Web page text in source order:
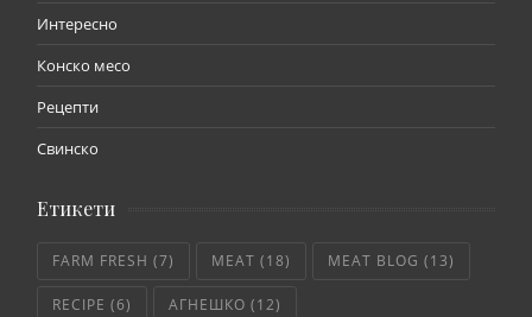
Интересно
Конско месо
Рецепти
Свинско
Етикети
FARM FRESH (7) MEAT (18) MEAT BLOG (13)
RECIPE (6) АГНЕШКО (12)